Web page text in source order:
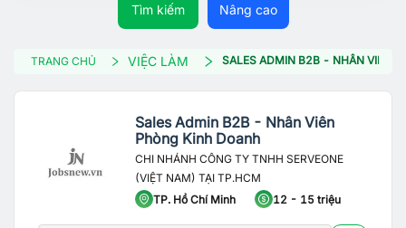
Tìm kiếm Nâng cao
TRANG CHỦ VIỆC LÀM SALES ADMIN B2B - NHÂN VIÊN
Sales Admin B2B - Nhân Viên
Phòng Kinh Doanh
CHI NHÁNH CÔNG TY TNHH SERVEONE
(VIỆT NAM) TẠI TP.HCM
TP. Hồ Chí Minh
12 - 15 triệu